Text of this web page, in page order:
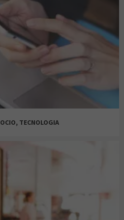
BEDLAND
PEPCO
TRAMAS+
TECNOLOGIA